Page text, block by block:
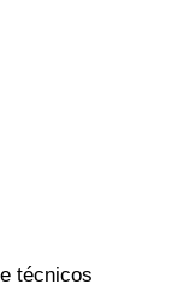
técnicos